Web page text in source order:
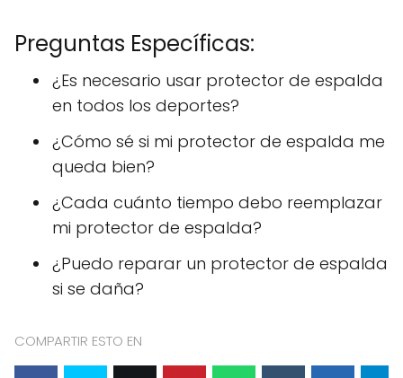
Preguntas Específicas:
¿Es necesario usar protector de espalda
en todos los deportes?
¿Cómo sé si mi protector de espalda me
queda bien?
¿Cada cuánto tiempo debo reemplazar
mi protector de espalda?
¿Puedo reparar un protector de espalda
si se daña?
COMPARTIR ESTO EN